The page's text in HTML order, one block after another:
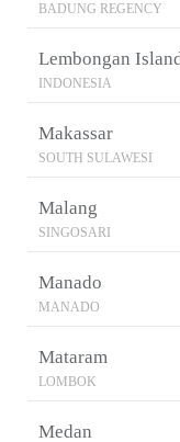
BADUNG REGENCY
Lembongan
INDONESIA
Makassar
SOUTH SULAWESI
Malang
SINGOSARI
Manado
MANADO
Mataram
LOMBOK
Medan